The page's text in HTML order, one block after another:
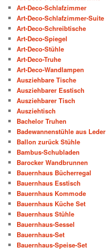
Art-Deco-Schlafzimmer
Art-Deco-Schlafzimmer-Suite
Art-Deco-Schreibtische
Art-Deco-Spiegel
Art-Deco-Stühle
Art-Deco-Truhe
Art-Deco-Wandlampen
Ausziehbare Tische
Ausziehbarer Esstisch
Ausziehbarer Tisch
Ausziehtisch
Bachelor Truhen
Badewannenstühle aus Leder
Ballon zurück Stühle
Bambus-Schubladen
Barocker Wandbrunnen
Bauernhaus Bücherregal
Bauernhaus Esstisch
Bauernhaus Kommode
Bauernhaus Küche Set
Bauernhaus Stühle
Bauernhaus-Sessel
Bauernhaus-Set
Bauernhaus-Speise-Set